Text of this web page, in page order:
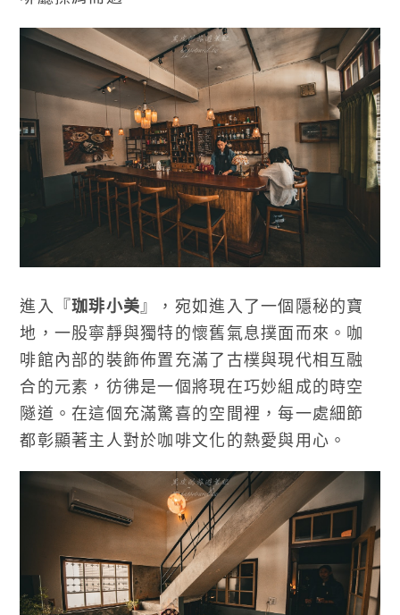
進入『珈琲小美』，宛如進入了一個隱秘的寶
地，一股寧靜與獨特的懷舊氣息撲面而來。咖
啡館內部的裝飾佈置充滿了古樸與現代相互融
合的元素，彷彿是一個將現在巧妙組成的時空
隧道。在這個充滿驚喜的空間裡，每一處細節
都彰顯著主人對於咖啡文化的熱愛與用心。